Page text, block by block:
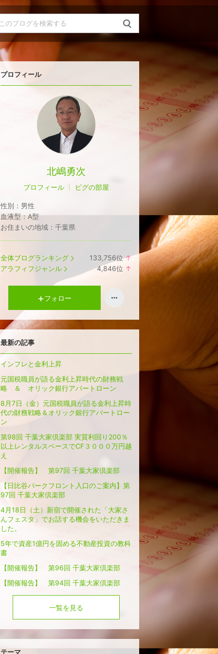
プロフィール
北嶋勇次
プロフィール ピグの部屋
性別： 男性
血液型：A型
お住まいの地域： 千葉県
全体ブログランキング 133,756位↑
上
昇
アラフィフジャンル 4,846位 ↑
グ
上
フォロー
最新の記事
インフレと金利上昇
元国税職員が語る金利上昇時代の財務戦
略 ＆ オリック銀行アパートローン
8月7日（金）元国税職員が語る金利上昇時
代の財務戦略＆オリック銀行アパートロー
ン
第98回 千葉大家倶楽部 実質利回り200％
以上レンタルスペースでCF３０００万円越
え
【開催報告】 第97回 千葉大家倶楽部
【日比谷パークフロント入口のご案内】第
97回 千葉大家倶楽部
4月18日（土）新宿で開催された「大家さ
んフェスタ」でお話する機会をいただきま
した。
5年で資産1億円を固める不動産投資の教科
書
【開催報告】 第96回 千葉大家倶楽部
【開催報告】 第94回 千葉大家倶楽部
一覧を見る
テーマ